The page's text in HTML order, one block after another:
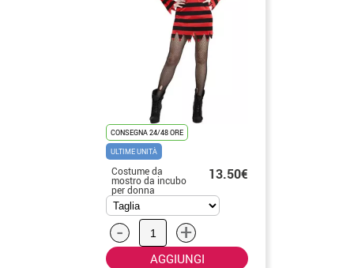
CONSEGNA 24/48 ORE
ULTIME UNITÀ
Costume da
mostro da incubo
per donna
13.50€
- +
AGGIUNGI